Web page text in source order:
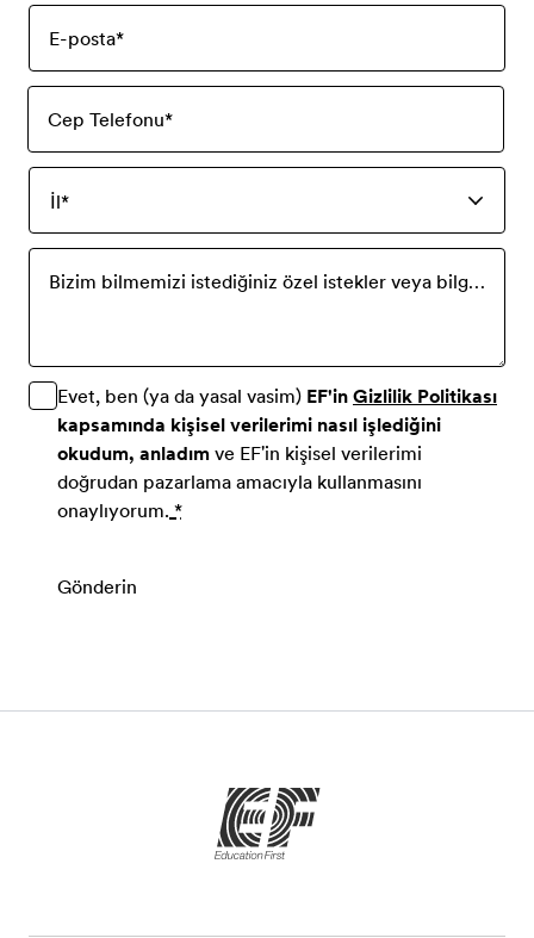
E-posta*
Cep Telefonu*
İl*
Bizim bilmemizi istediğiniz özel istekler veya bilgiler nelerdir?
Evet, ben (ya da yasal vasim) EF'inGizlilik Politikası
kapsamında kişisel verilerimi nasıl işlediğini
okudum, anladımve EF'in kişisel verilerimi
doğrudan pazarlama amacıyla kullanmasını
onaylıyorum. *
Gönderin